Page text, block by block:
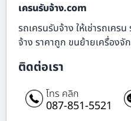
เครนรับจ้าง.com
รถเครนรับจ้าง ให้เช่ารถเคร
จ้าง ราคาถูก ขนย้ายเครื่องจั
ติดต่อเรา
โทร คลิก
087-851-5521